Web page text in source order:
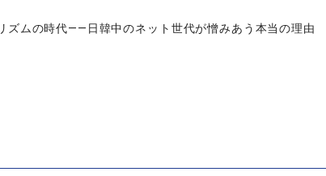
ズムの時代――日韓中のネット世代が憎みあう本当の理由